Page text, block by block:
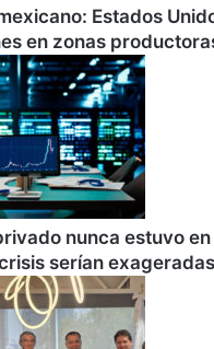
n
t
c
t
Estados
en zonas
nunca estuvo
serían exageradas